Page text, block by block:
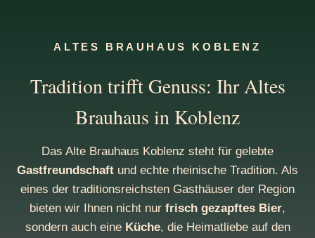
ALTES BRAUHAUS KOBLENZ
Tradition trifft Genuss: Ihr Altes
Brauhaus in Koblenz
Das Alte Brauhaus Koblenz steht für gelebte
Gastfreundschaft und echte rheinische Tradition. Als
eines der traditionsreichsten Gasthäuser der Region
bieten wir Ihnen nicht nur frisch gezapftes Bier,
sondern auch eine Küche, die Heimatliebe auf den